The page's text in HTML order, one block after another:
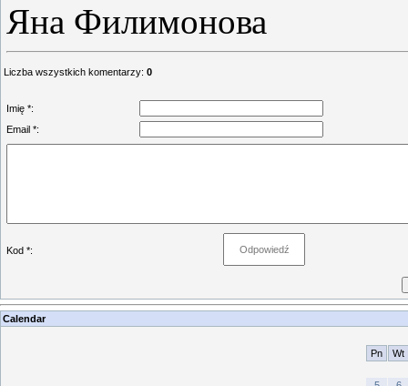
Яна Филимонова
Liczba wszystkich komentarzy: 0
Imię *:
Email *:
Kod *:
Calendar
Pn Wt